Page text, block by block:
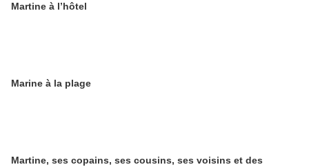
Martine à l’hôtel
Marine à la plage
Martine, ses copains, ses cousins, ses voisins et des